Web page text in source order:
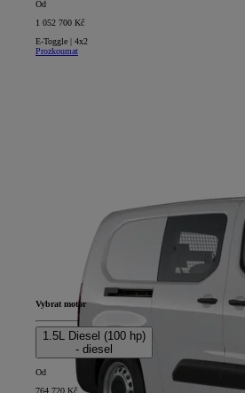
Od
1 052 700 Kč
E-Toggle | 4x2
Prozkoumat
Vybrat motor
1.5L Diesel (100 hp)
- diesel
Od
764 720 Kč